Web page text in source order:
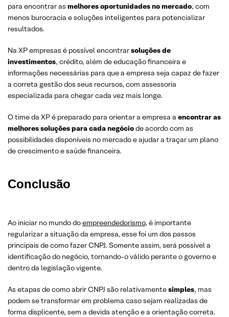
para encontrar as melhores oportunidades no mercado, com
menos burocracia e soluções inteligentes para potencializar
resultados.
Na XP empresas é possível encontrarsoluções de
investimentos, crédito, além de educação financeira e
informações necessárias para que a empresa seja capaz de fazer
a correta gestão dos seus recursos, com assessoria
especializada para chegar cada vez mais longe.
O time da XP é preparado para orientar a empresa a encontrar as
melhores soluções para cada negóciode acordo com as
possibilidades disponíveis no mercado e ajudar a traçar um plano
de crescimento e saúde financeira.
Conclusão
Ao iniciar no mundo doempreendedorismo, é importante
regularizar a situação da empresa, esse foi um dos passos
principais de como fazer CNPJ. Somente assim, será possível a
identificação do negócio, tornando-o válido perante o governo e
dentro da legislação vigente.
As etapas de como abrir CNPJ são relativamentesimples, mas
podem se transformar em problema caso sejam realizadas de
forma displicente, sem a devida atenção e a orientação correta.